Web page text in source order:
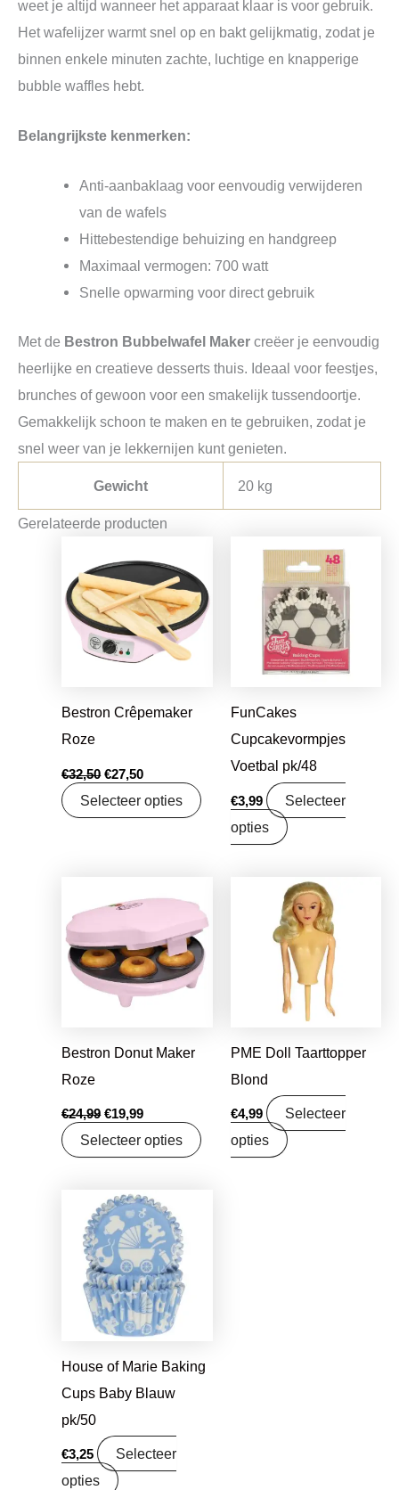
weet je altijd wanneer het apparaat klaar is voor gebruik.
Het wafelijzer warmt snel op en bakt gelijkmatig, zodat je
binnen enkele minuten zachte, luchtige en knapperige
bubble waffles hebt.
Belangrijkste kenmerken:
Anti-aanbaklaag voor eenvoudig verwijderen
van de wafels
Hittebestendige behuizing en handgreep
Maximaal vermogen: 700 watt
Snelle opwarming voor direct gebruik
Met de Bestron Bubbelwafel Maker creëer je eenvoudig
heerlijke en creatieve desserts thuis. Ideaal voor feestjes,
brunches of gewoon voor een smakelijk tussendoortje.
Gemakkelijk schoon te maken en te gebruiken, zodat je
snel weer van je lekkernijen kunt genieten.
Gewicht 20 kg
Gerelateerde producten
Bestron Crêpemaker
Roze
€32,50
prijs
was:
€32,50.
€27,50
prijs
€27,50.
Selecteer opties
FunCakes
Cupcakevormpjes
Voetbal pk/48
€3,99
Selecteer
opties
Bestron Donut Maker
Roze
€24,99
prijs
€24,99.
€19,99
prijs
€19,99.
Selecteer opties
PME Doll Taarttopper
Blond
€4,99
Selecteer
opties
House of Marie Baking
Cups Baby Blauw
pk/50
€3,25
Selecteer
opties